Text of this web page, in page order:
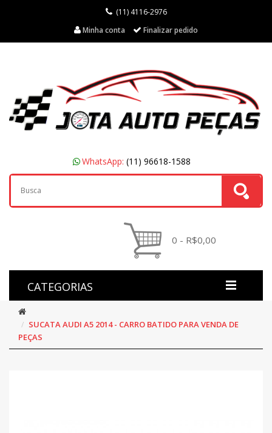
(11) 4116-2976
Minha conta
Finalizar pedido
WhatsApp: (11) 96618-1588
0 - R$0,00
CATEGORIAS
SUCATA AUDI A5 2014 - CARRO BATIDO PARA VENDA DE
PEÇAS